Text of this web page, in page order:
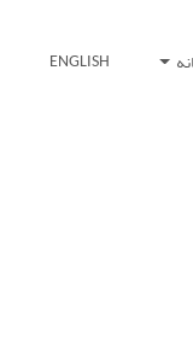
ENGLISH